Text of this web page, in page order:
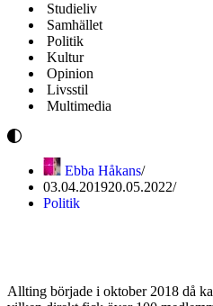
Studieliv
Samhället
Politik
Kultur
Opinion
Livsstil
Multimedia
Ebba Håkans
03.04.201920.05.2022
Politik
Allting började i oktober 2018 då